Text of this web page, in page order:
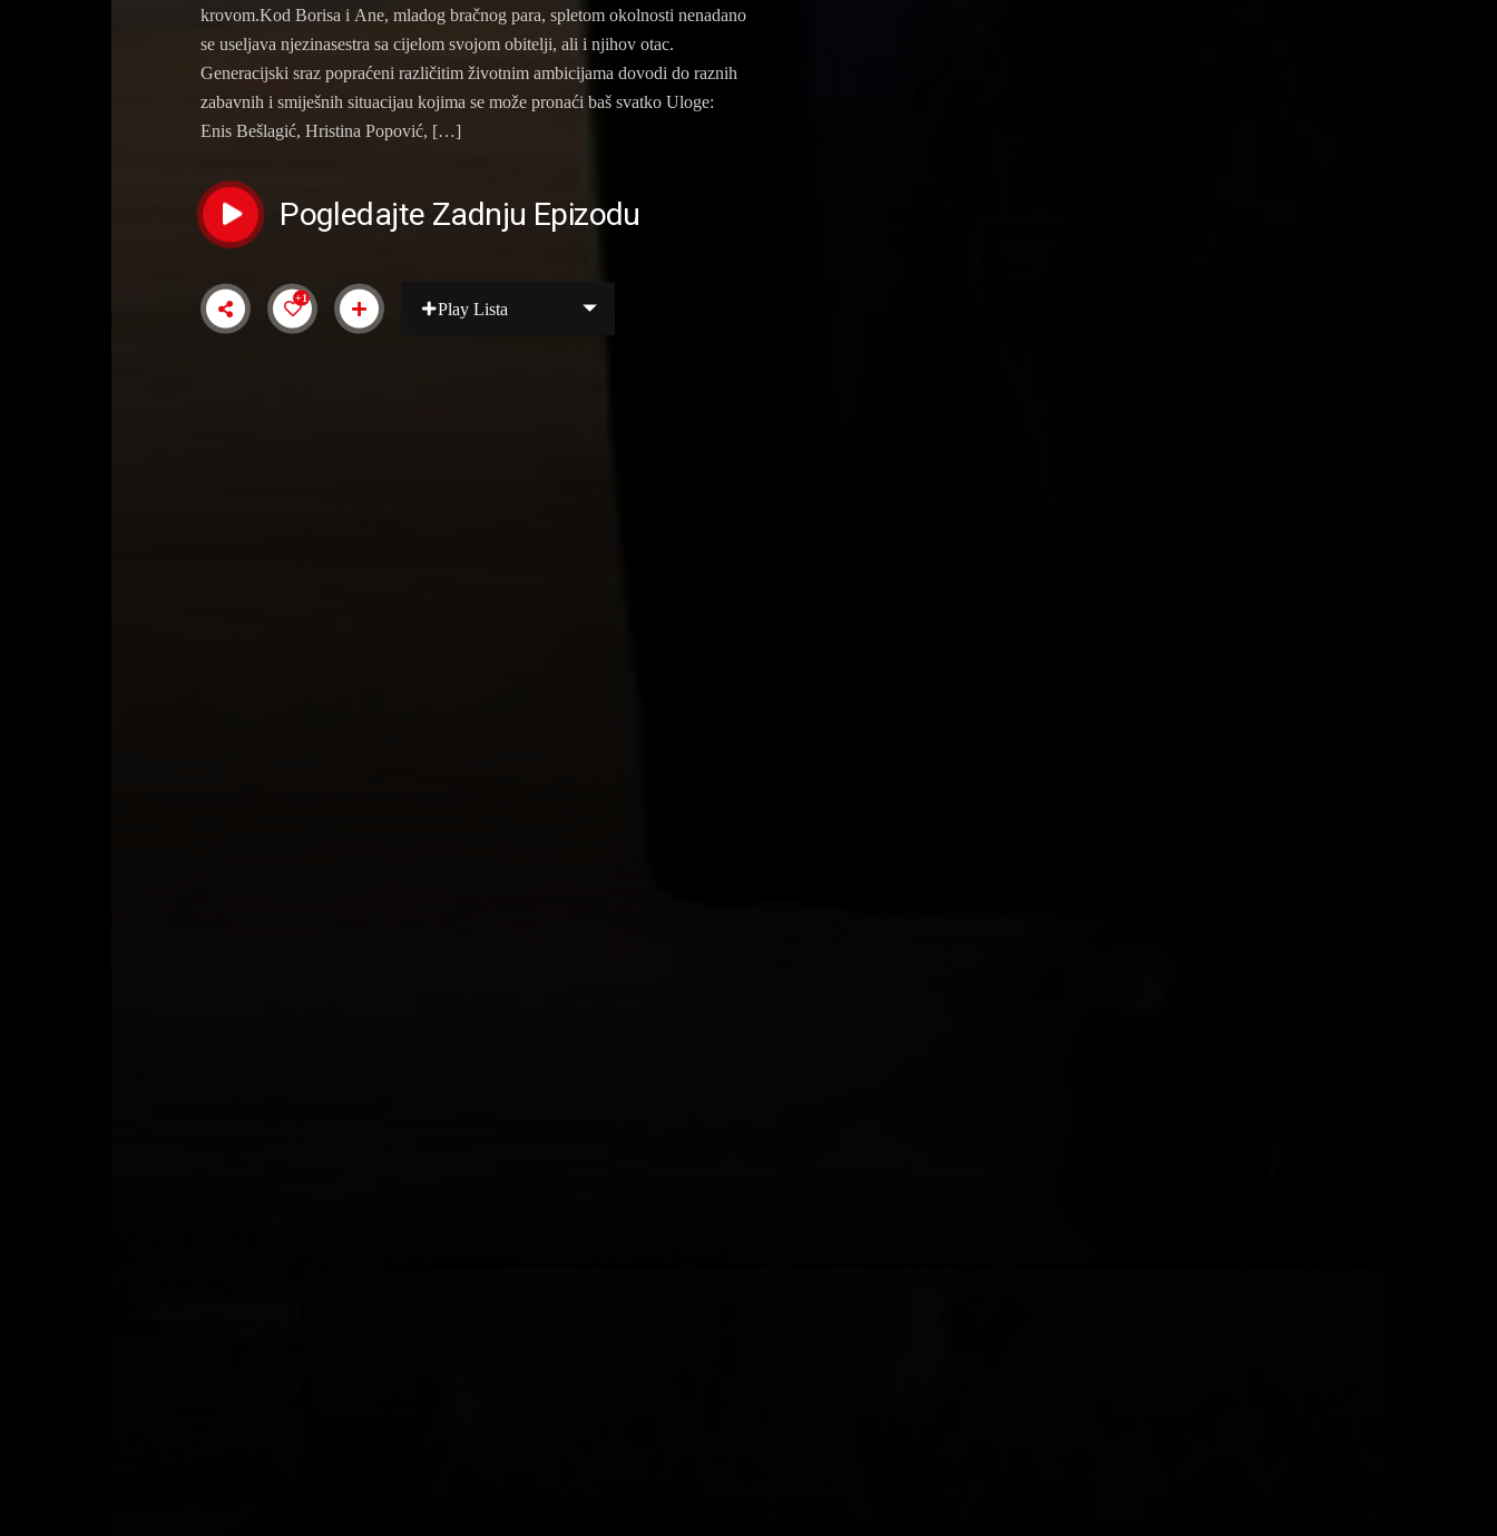
krovom.Kod Borisa i Ane, mladog bračnog para, spletom okolnosti nenadano
se useljava njezinasestra sa cijelom svojom obitelji, ali i njihov otac.
Generacijski sraz popraćeni različitim životnim ambicijama dovodi do raznih
zabavnih i smiješnih situacijau kojima se može pronaći baš svatko Uloge:
Enis Bešlagić, Hristina Popović, […]
Pogledajte Zadnju Epizodu
+1
Play Lista